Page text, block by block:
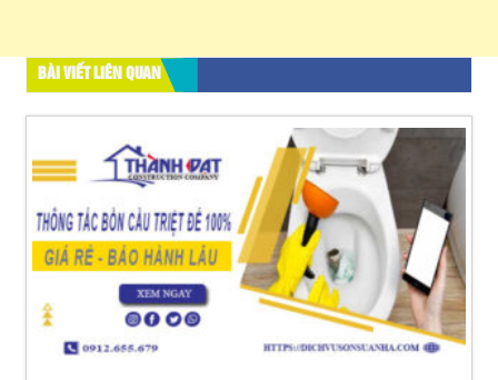
BÀI VIẾT LIÊN QUAN